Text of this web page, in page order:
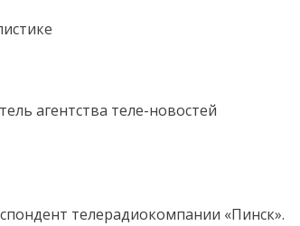
агентства теле-новостей
телерадиокомпании «Пинск».